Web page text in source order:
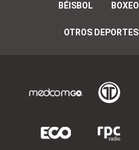
BÉISBOL BOXEO
OTROS DEPORTES